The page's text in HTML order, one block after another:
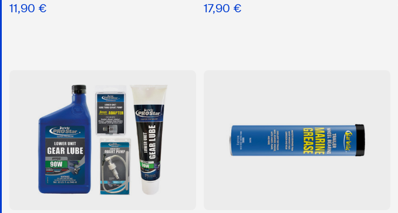
11,90 € 17,90 €